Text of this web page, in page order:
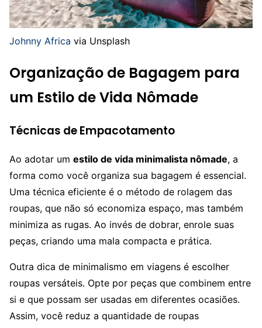
Johnny Africa via Unsplash
Organização de Bagagem para
um Estilo de Vida Nômade
Técnicas de Empacotamento
Ao adotar um estilo de vida minimalista nômade, a
forma como você organiza sua bagagem é essencial.
Uma técnica eficiente é o método de rolagem das
roupas, que não só economiza espaço, mas também
minimiza as rugas. Ao invés de dobrar, enrole suas
peças, criando uma mala compacta e prática.
Outra dica de minimalismo em viagens é escolher
roupas versáteis. Opte por peças que combinem entre
si e que possam ser usadas em diferentes ocasiões.
Assim, você reduz a quantidade de roupas